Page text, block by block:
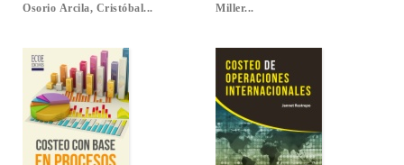
Osorio Arcila, Cristóbal...
Miller...